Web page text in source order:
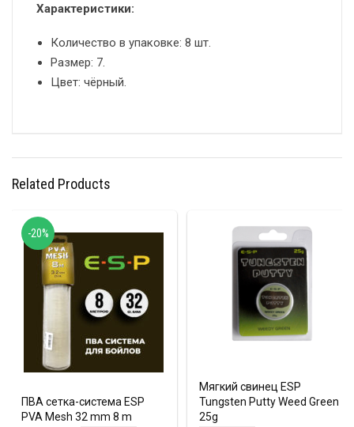
Характеристики:
Количество в упаковке: 8 шт.
Размер: 7.
Цвет: чёрный.
Related Products
ПВА сетка-система ESP
PVA Mesh 32 mm 8 m
-20%
Мягкий свинец ESP
Tungsten Putty Weed Green
25g